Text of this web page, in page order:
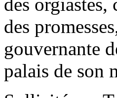
des
gouvernante
palais de son